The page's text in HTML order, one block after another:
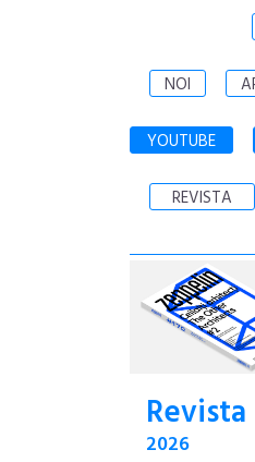
NOI
YOUTUBE
REVISTA
2026